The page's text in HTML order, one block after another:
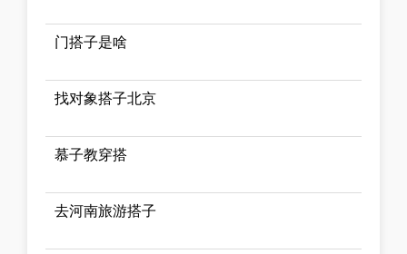
门搭子是啥
找对象搭子北京
慕子教穿搭
去河南旅游搭子